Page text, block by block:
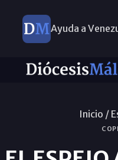
Ayuda a
Inicio /